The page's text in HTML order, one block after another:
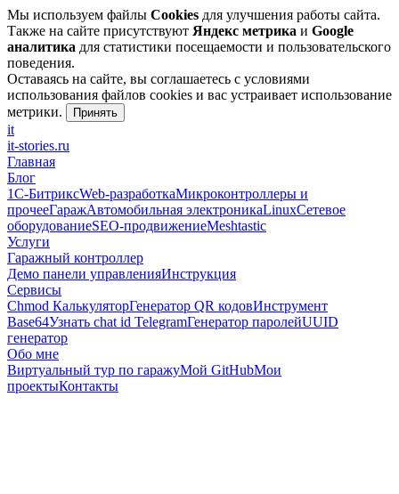
Мы используем файлы Cookies для улучшения работы сайта.
Также на сайте присутствуют Яндекс метрика и Google
аналитика для статистики посещаемости и пользовательского
поведения.
Оставаясь на сайте, вы соглашаетесь с условиями
использования файлов cookies и вас устраивает использование
метрики.
Принять
it
it-stories.ru
Главная
Блог
1С-БитриксWeb-разработкаМикроконтроллеры и
прочееГаражАвтомобильная электроникаLinuxСетевое
оборудованиеSEO-продвижениеMeshtastic
Услуги
Гаражный контроллер
Демо панели управленияИнструкция
Сервисы
Chmod КалькуляторГенератор QR кодовИнструмент
Base64Узнать chat id TelegramГенератор паролейUUID
генератор
Обо мне
Виртуальный тур по гаражуМой GitHubМои
проектыКонтакты